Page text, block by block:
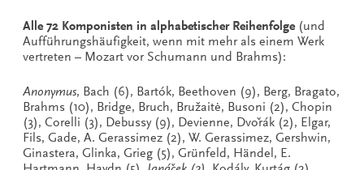
Alle 72 Komponisten in alphabetischer Reihenfolge(und
Aufführungshäufigkeit, wenn mit mehr als einem Werk
vertreten – Mozart vor Schumann und Brahms):
Anonymus, Bach (6), Bartók, Beethoven (9), Berg, Bragato,
Brahms (10), Bridge, Bruch, Bružaitė, Busoni (2), Chopin
(3), Corelli (3), Debussy (9), Devienne, Dvořák (2), Elgar,
Fils, Gade, A. Gerassimez (2), W. Gerassimez, Gershwin,
Ginastera, Glinka, Grieg (5), Grünfeld, Händel, E.